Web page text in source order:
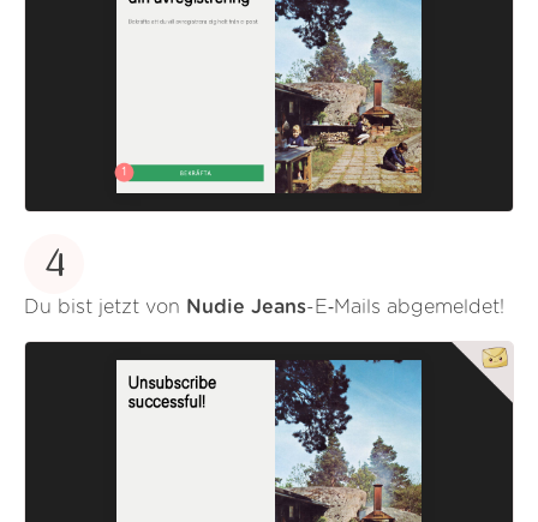
4
Du bist jetzt von Nudie Jeans-E‑Mails abgemeldet!